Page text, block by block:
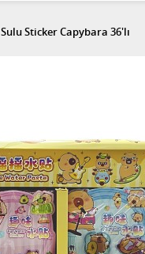
Sulu Sticker Capybara 36'lı